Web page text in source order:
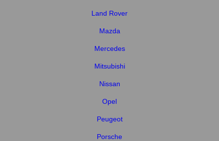
Land Rover
Mazda
Mercedes
Mitsubishi
Nissan
Opel
Peugeot
Porsche